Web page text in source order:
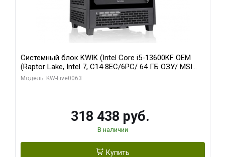
Системный блок KWIK (Intel Core i5-13600KF OEM
(Raptor Lake, Intel 7, C14 8EC/6PC/ 64 ГБ ОЗУ/ MSI
RTX5080 VENTUS 3X OC 16GB GDDR7 256bit 3xDP
Модель: KW-Live0063
318 438 руб.
В наличии
Купить